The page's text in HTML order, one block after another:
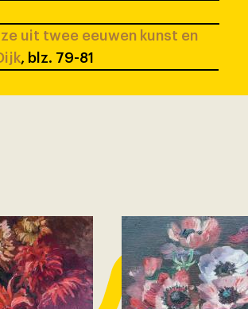
uit twee eeuwen kunst en
, blz. 79-81